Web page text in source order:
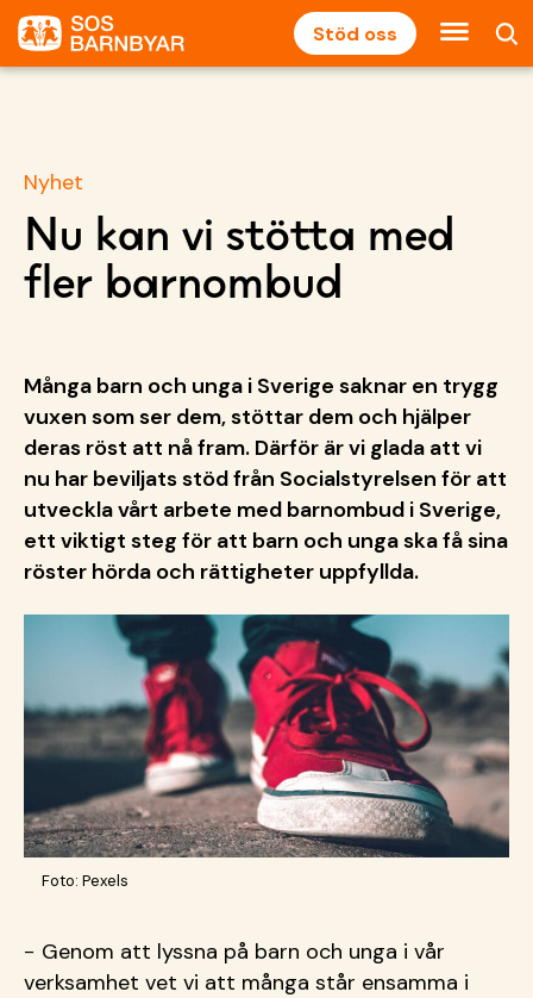
Stöd oss
Nyhet
Nu kan vi stötta med
fler barnombud
Många barn och unga i Sverige saknar en trygg
vuxen som ser dem, stöttar dem och hjälper
deras röst att nå fram. Därför är vi glada att vi
nu har beviljats stöd från Socialstyrelsen för att
utveckla vårt arbete med barnombud i Sverige,
ett viktigt steg för att barn och unga ska få sina
röster hörda och rättigheter uppfyllda.
Foto: Pexels
− Genom att lyssna på barn och unga i vår
verksamhet vet vi att många står ensamma i